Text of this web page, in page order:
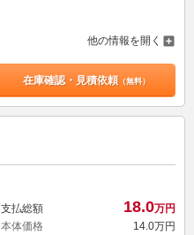
他の情報を開く
在庫確認・見積依頼（無料）
支払総額 18.0万円
本体価格
14.0万円